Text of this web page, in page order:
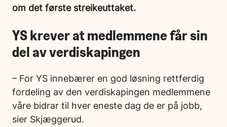
om det første streikeuttaket.
YS krever at medlemmene får sin
del av verdiskapingen
– For YS innebærer en god løsning rettferdig
fordeling av den verdiskapingen medlemmene
våre bidrar til hver eneste dag de er på jobb,
sier Skjæggerud.